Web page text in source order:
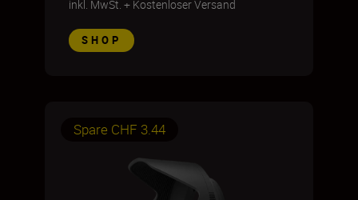
inkl. MwSt. + Kostenloser Versand
SHOP
Spare CHF 3.44